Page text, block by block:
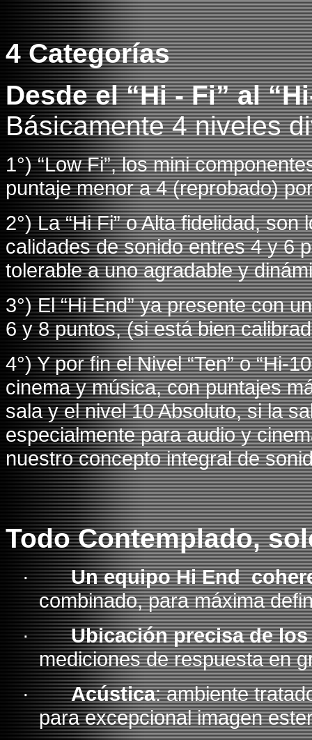
4 Categorías
Desde el “Hi - Fi” al
Básicamente 4 niveles
1°) “Low Fi”, los mini
puntaje menor a 4 (reprobado)
2°) La “Hi Fi” o Alta fidelidad,
calidades de sonido entres 4 y 6
tolerable a uno agradable y
3°) El “Hi End” ya presente con
6 y 8 puntos, (si está bien
4°) Y por fin el Nivel “Ten” o “Hi-
cinema y música, con puntajes
sala y el nivel 10 Absoluto, si la
especialmente para audio y
nuestro concepto integral de
Todo Contemplado,
·
Un equipo Hi End
combinado, para máxima
·
Ubicación precisa de
mediciones de respuesta en
·
Acústica: ambiente
para excepcional imagen